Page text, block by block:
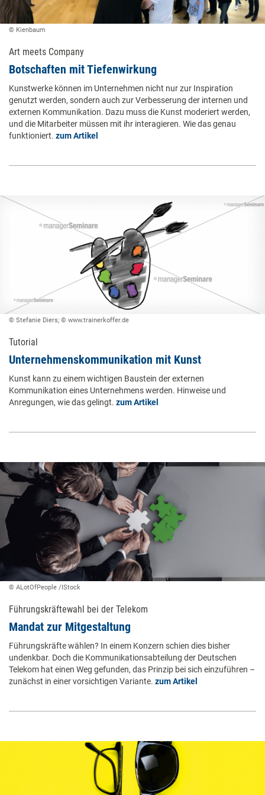
© Kienbaum
Art meets Company
Botschaften mit ­Tiefenwirkung
Kunstwerke können im Unternehmen nicht nur zur Inspiration
genutzt werden, sondern auch zur Verbesserung der internen und
externen Kommunikation. Dazu muss die Kunst moderiert werden,
und die Mitarbeiter müssen mit ihr interagieren. Wie das genau
funktioniert. zum Artikel
© Stefanie Diers; © www.trainerkoffer.de
Tutorial
Unternehmens­kommunikation mit Kunst
Kunst kann zu einem wichtigen Baustein der externen
Kommunikation eines Unternehmens werden. Hinweise und
Anregungen, wie das gelingt. zum Artikel
© ALotOfPeople /IStock
Führungskräftewahl bei der Telekom
Mandat zur ­Mitgestaltung
Führungskräfte wählen? In einem Konzern schien dies bisher
undenkbar. Doch die Kommunikationsabteilung der Deutschen
Telekom hat einen Weg gefunden, das Prinzip bei sich einzuführen –
zunächst in einer vorsichtigen Variante. zum Artikel